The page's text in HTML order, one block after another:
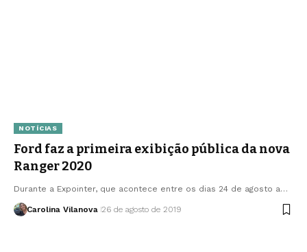
NOTÍCIAS
Ford faz a primeira exibição pública da nova
Ranger 2020
Durante a Expointer, que acontece entre os dias 24 de agosto a…
Carolina Vilanova 26 de agosto de 2019